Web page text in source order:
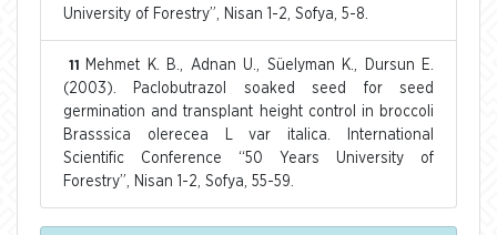
University of Forestry”, Nisan 1-2, Sofya, 5-8.
11
Mehmet K. B., Adnan U., Süelyman K., Dursun E.
(2003). Paclobutrazol soaked seed for seed
germination and transplant height control in broccoli
Brasssica olerecea L var italica. International
Scientific Conference “50 Years University of
Forestry”, Nisan 1-2, Sofya, 55-59.